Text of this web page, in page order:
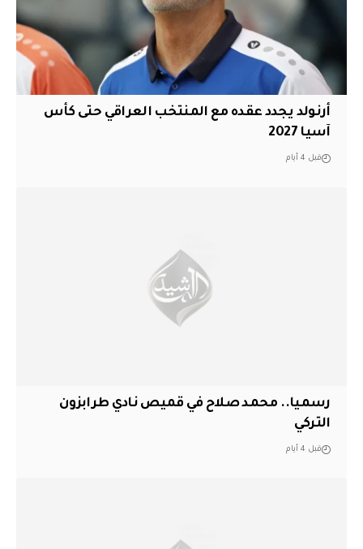
أرنولد يجدد عقده مع المنتخب العراقي حتى كأس
آسيا 2027
قبل 4 أيام
رسميا.. محمد صلاح في قميص نادي طرابزون
التركي
قبل 4 أيام